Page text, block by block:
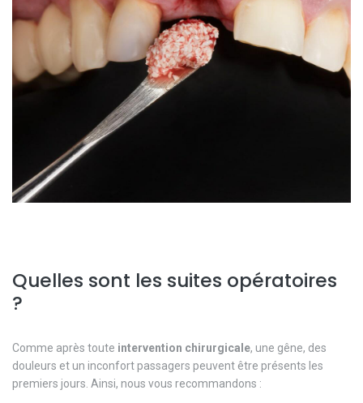
Quelles sont les suites opératoires
?
Comme après toute intervention chirurgicale, une gêne, des
douleurs et un inconfort passagers peuvent être présents les
premiers jours. Ainsi, nous vous recommandons :